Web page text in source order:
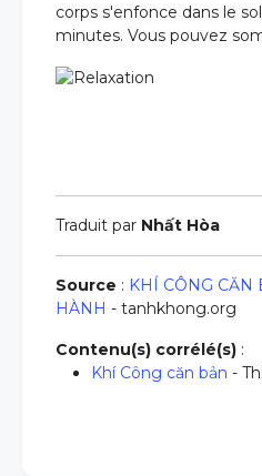
corps s'enfonce dans le
minutes. Vous pouvez
Traduit par Nhất Hòa
Source : KHÍ CÔNG CĂN
HÀNH - tanhkhong.org
Contenu(s) corrélé(s) :
Khí Công căn bản -